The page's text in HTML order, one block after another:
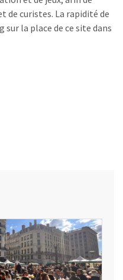
curistes. La rapidité de
la place de ce site dans